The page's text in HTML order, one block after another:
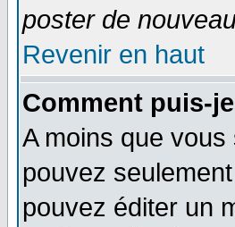
poster de
Revenir en haut
Comment puis-
A moins que
pouvez
pouvez éditer un